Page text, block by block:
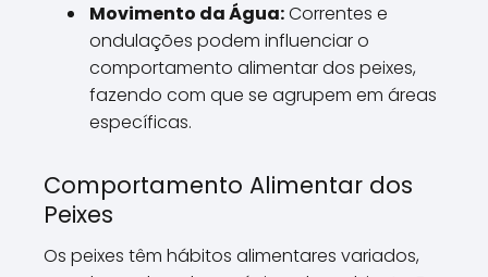
Movimento da Água:Correntes e
ondulações podem influenciar o
comportamento alimentar dos peixes,
fazendo com que se agrupem em áreas
específicas.
Comportamento Alimentar dos
Peixes
Os peixes têm hábitos alimentares variados,